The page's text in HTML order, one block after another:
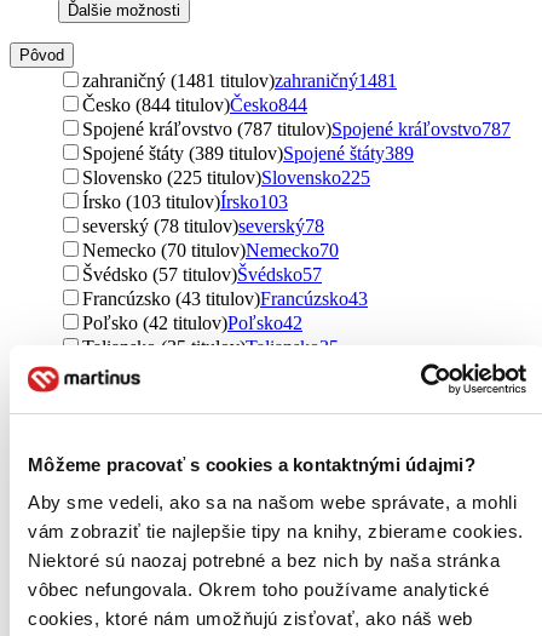
Môžeme pracovať s cookies a kontaktnými údajmi?
Aby sme vedeli, ako sa na našom webe správate, a mohli
vám zobraziť tie najlepšie tipy na knihy, zbierame cookies.
Niektoré sú naozaj potrebné a bez nich by naša stránka
vôbec nefungovala. Okrem toho používame analytické
cookies, ktoré nám umožňujú zisťovať, ako náš web
Ďalšie možnosti
Pôvod
zahraničný (1481 titulov)zahraničný1481
Česko (844 titulov)Česko844
Spojené kráľovstvo (787 titulov)Spojené kráľovstvo787
Spojené štáty (389 titulov)Spojené štáty389
Slovensko (225 titulov)Slovensko225
Írsko (103 titulov)Írsko103
severský (78 titulov)severský78
Nemecko (70 titulov)Nemecko70
Švédsko (57 titulov)Švédsko57
Francúzsko (43 titulov)Francúzsko43
Poľsko (42 titulov)Poľsko42
Taliansko (35 titulov)Taliansko35
Austrália (19 titulov)
Japonsko (9 titulov)Japonsko9
Nórsko (7 titulov)Nórsko 7
Mexiko (7 titulov)
Mexiko7
Island (6 titulov)
Rakúsko (6 titulov)Rakúsko6
India (5 titulov)India5
Argentína (3 tituly)Argentína 3
Estónsko (3 tituly)Estónsko3